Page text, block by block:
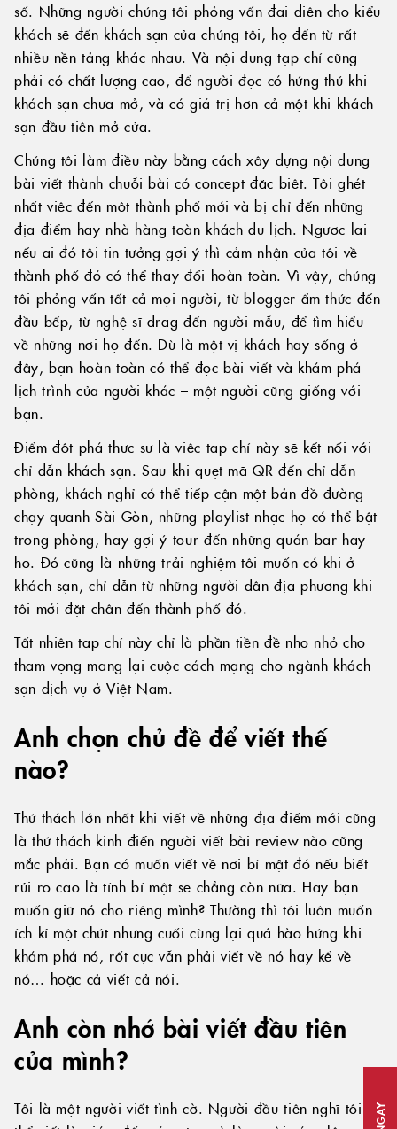
số. Những người chúng tôi phỏng vấn đại diện cho kiểu
khách sẽ đến khách sạn của chúng tôi, họ đến từ rất
nhiều nền tảng khác nhau. Và nội dung tạp chí cũng
phải có chất lượng cao, để người đọc có hứng thú khi
khách sạn chưa mở, và có giá trị hơn cả một khi khách
sạn đầu tiên mở cửa.
Chúng tôi làm điều này bằng cách xây dựng nội dung
bài viết thành chuỗi bài có concept đặc biệt. Tôi ghét
nhất việc đến một thành phố mới và bị chỉ đến những
địa điểm hay nhà hàng toàn khách du lịch. Ngược lại
nếu ai đó tôi tin tưởng gợi ý thì cảm nhận của tôi về
thành phố đó có thể thay đổi hoàn toàn. Vì vậy, chúng
tôi phỏng vấn tất cả mọi người, từ blogger ẩm thức đến
đầu bếp, từ nghệ sĩ drag đến người mẫu, để tìm hiểu
về những nơi họ đến. Dù là một vị khách hay sống ở
đây, bạn hoàn toàn có thể đọc bài viết và khám phá
lịch trình của người khác – một người cũng giống với
bạn.
Điểm đột phá thực sự là việc tạp chí này sẽ kết nối với
chỉ dẫn khách sạn. Sau khi quẹt mã QR đến chỉ dẫn
phòng, khách nghỉ có thể tiếp cận một bản đồ đường
chạy quanh Sài Gòn, những playlist nhạc họ có thể bật
trong phòng, hay gợi ý tour đến những quán bar hay
ho. Đó cũng là những trải nghiệm tôi muốn có khi ở
khách sạn, chỉ dẫn từ những người dân địa phương khi
tôi mới đặt chân đến thành phố đó.
Tất nhiên tạp chí này chỉ là phần tiền đề nho nhỏ cho
tham vọng mang lại cuộc cách mạng cho ngành khách
sạn dịch vụ ở Việt Nam.
Anh chọn chủ đề để viết thế
nào?
Thử thách lớn nhất khi viết về những địa điểm mới cũng
là thử thách kinh điển người viết bài review nào cũng
mắc phải. Bạn có muốn viết về nơi bí mật đó nếu biết
rủi ro cao là tính bí mật sẽ chẳng còn nữa. Hay bạn
muốn giữ nó cho riêng mình? Thường thì tôi luôn muốn
ích kỉ một chút nhưng cuối cùng lại quá hào hứng khi
khám phá nó, rốt cục vẫn phải viết về nó hay kể về
nó… hoặc cả viết cả nói.
Anh còn nhớ bài viết đầu tiên
của mình?
Tôi là một người viết tình cờ. Người đầu tiên nghĩ tôi có